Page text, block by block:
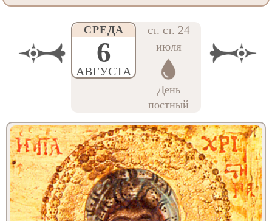
СРЕДА
6
АВГУСТА
ст. ст. 24
июля
День
постный